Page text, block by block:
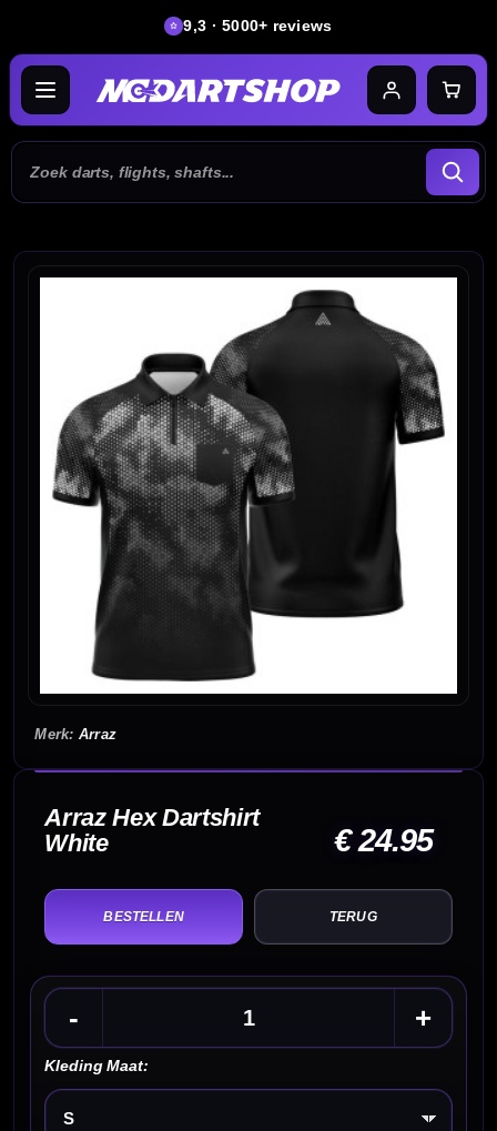
9,3 · 5000+ reviews
Arraz
Arraz Hex Dartshirt
White
€ 24.95
TERUG
- +
Kleding Maat:
Kies een optie